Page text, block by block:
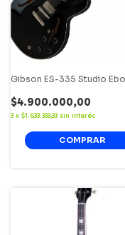
Gibson ES-335 Studio
$4.900.000,00
3 x $1.633.333,33 sin interés